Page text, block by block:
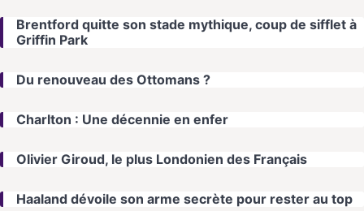
Brentford quitte son stade mythique, coup de sifflet à
Griffin Park
Du renouveau des Ottomans ?
Charlton : Une décennie en enfer
Olivier Giroud, le plus Londonien des Français
Haaland dévoile son arme secrète pour rester au top